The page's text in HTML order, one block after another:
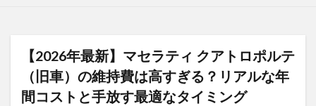
【2026年最新】マセラティ クアトロポルテ
（旧車）の維持費は高すぎる？リアルな年
間コストと手放す最適なタイミング